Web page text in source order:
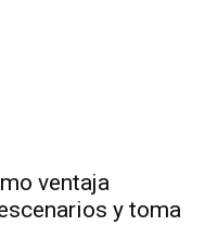
ventaja
y toma